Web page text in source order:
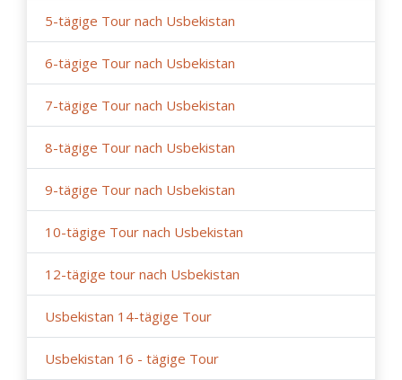
5-tägige Tour nach Usbekistan
6-tägige Tour nach Usbekistan
7-tägige Tour nach Usbekistan
8-tägige Tour nach Usbekistan
9-tägige Tour nach Usbekistan
10-tägige Tour nach Usbekistan
12-tägige tour nach Usbekistan
Usbekistan 14-tägige Tour
Usbekistan 16 - tägige Tour